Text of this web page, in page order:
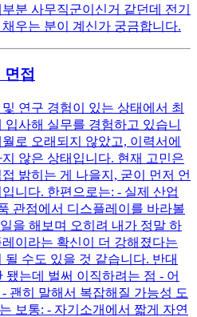
분 사무직군이신거 같던데 전기
우는 분이 계신가 궁금합니다.
접
연구 경험이 있는 상태에서 최
사해 실무를 경험하고 있습니
로 오래되지 않았고, 이력서에
않은 상태입니다. 현재 고민은
밝히는 게 나을지, 굳이 먼저 언
니다. 한편으로는: - 실제 산업
관점에서 디스플레이를 바라볼
을 해보며 오히려 내가 정말 하
이라는 확신이 더 강해졌다는
수도 있을 것 같습니다. 반대
됐는데 벌써 이직하려는 점 - 어
괜히 말해서 복잡해질 가능성 도
보통: - 자기소개에서 짧게 자연